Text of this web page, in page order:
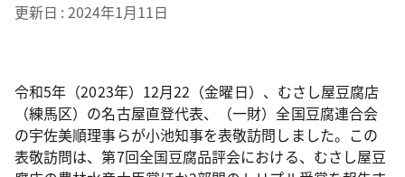
更新日 2024年1月11日
令和5年（2023年）12月22（金曜日）、むさし屋豆腐店
（練馬区）の名古屋直登代表、（一財）全国豆腐連合会
の宇佐美順理事らが小池知事を表敬訪問しました。この
表敬訪問は、第7回全国豆腐品評会における、むさし屋豆